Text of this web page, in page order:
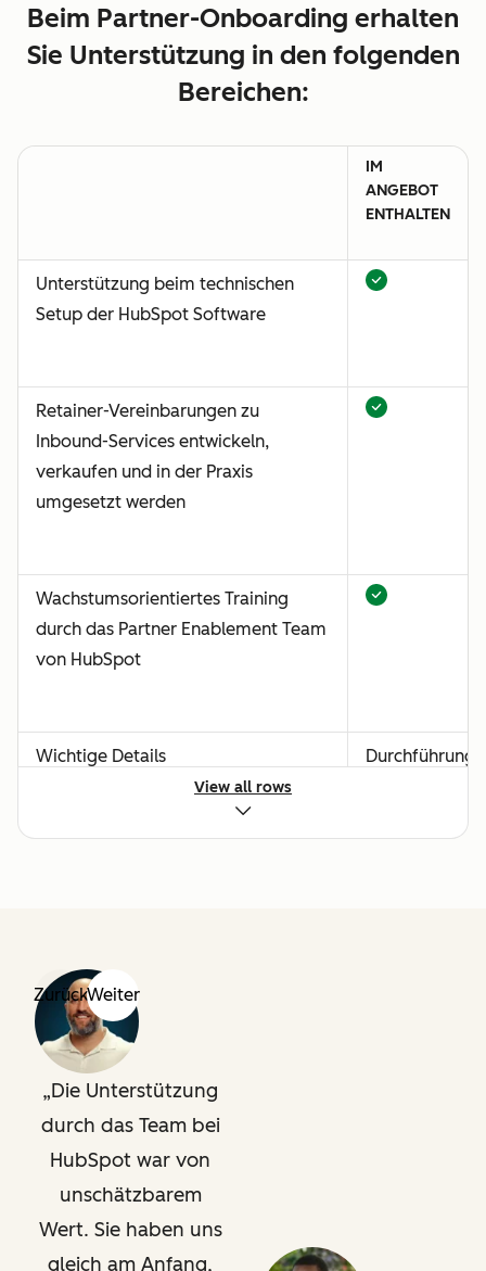
Beim Partner-Onboarding erhalten
Sie Unterstützung in den folgenden
Bereichen:
IM
ANGEBOT
ENTHALTEN
Unterstützung beim technischen
Setup der HubSpot Software
Retainer-Vereinbarungen zu
Inbound-Services entwickeln,
verkaufen und in der Praxis
umgesetzt werden
Wachstumsorientiertes Training
durch das Partner Enablement Team
von HubSpot
Wichtige Details
Durchführung:
View all rows
ZurückWeiter
Die Unterstützung
durch das Team bei
HubSpot war von
unschätzbarem
Wert. Sie haben uns
gleich am Anfang,